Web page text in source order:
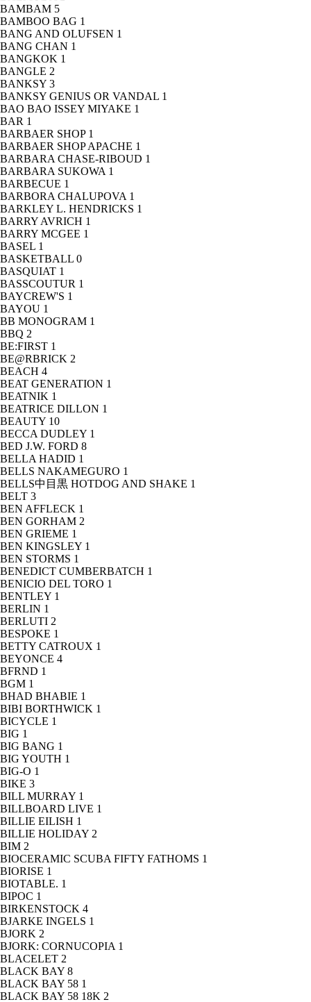
BAMBAM 5
BAMBOO BAG 1
BANG AND OLUFSEN 1
BANG CHAN 1
BANGKOK 1
BANGLE 2
BANKSY 3
BANKSY GENIUS OR VANDAL 1
BAO BAO ISSEY MIYAKE 1
BAR 1
BARBAER SHOP 1
BARBAER SHOP APACHE 1
BARBARA CHASE-RIBOUD 1
BARBARA SUKOWA 1
BARBECUE 1
BARBORA CHALUPOVA 1
BARKLEY L. HENDRICKS 1
BARRY AVRICH 1
BARRY MCGEE 1
BASEL 1
BASKETBALL 0
BASQUIAT 1
BASSCOUTUR 1
BAYCREW'S 1
BAYOU 1
BB MONOGRAM 1
BBQ 2
BE:FIRST 1
BE@RBRICK 2
BEACH 4
BEAT GENERATION 1
BEATNIK 1
BEATRICE DILLON 1
BEAUTY 10
BECCA DUDLEY 1
BED J.W. FORD 8
BELLA HADID 1
BELLS NAKAMEGURO 1
BELLS中目黒 HOTDOG AND SHAKE 1
BELT 3
BEN AFFLECK 1
BEN GORHAM 2
BEN GRIEME 1
BEN KINGSLEY 1
BEN STORMS 1
BENEDICT CUMBERBATCH 1
BENICIO DEL TORO 1
BENTLEY 1
BERLIN 1
BERLUTI 2
BESPOKE 1
BETTY CATROUX 1
BEYONCE 4
BFRND 1
BGM 1
BHAD BHABIE 1
BIBI BORTHWICK 1
BICYCLE 1
BIG 1
BIG BANG 1
BIG YOUTH 1
BIG-O 1
BIKE 3
BILL MURRAY 1
BILLBOARD LIVE 1
BILLIE EILISH 1
BILLIE HOLIDAY 2
BIM 2
BIOCERAMIC SCUBA FIFTY FATHOMS 1
BIORISE 1
BIOTABLE. 1
BIPOC 1
BIRKENSTOCK 4
BJARKE INGELS 1
BJORK 2
BJORK: CORNUCOPIA 1
BLACELET 2
BLACK BAY 8
BLACK BAY 58 1
BLACK BAY 58 18K 2